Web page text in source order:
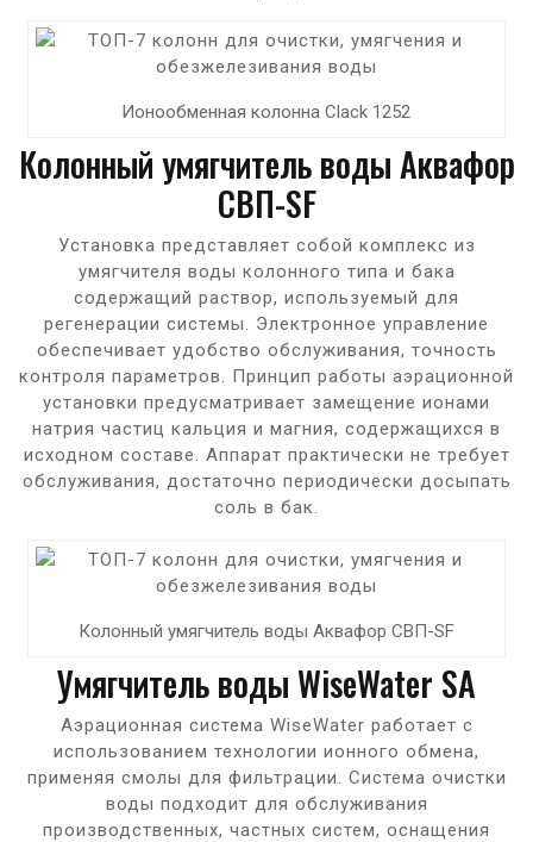
Ионообменная колонна Clack 1252
Колонный умягчитель воды Аквафор
СВП-SF
Установка представляет собой комплекс из
умягчителя воды колонного типа и бака
содержащий раствор, используемый для
регенерации системы. Электронное управление
обеспечивает удобство обслуживания, точность
контроля параметров. Принцип работы аэрационной
установки предусматривает замещение ионами
натрия частиц кальция и магния, содержащихся в
исходном составе. Аппарат практически не требует
обслуживания, достаточно периодически досыпать
соль в бак.
Колонный умягчитель воды Аквафор СВП-SF
Умягчитель воды WiseWater SA
Аэрационная система WiseWater работает с
использованием технологии ионного обмена,
применяя смолы для фильтрации. Система очистки
воды подходит для обслуживания
производственных, частных систем, оснащения